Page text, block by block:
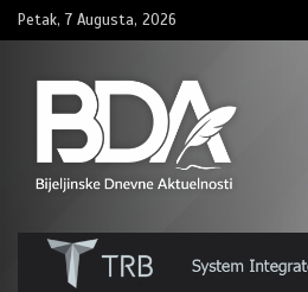
Skip
to
Petak, 7 Augusta, 2026
BNDAN.com